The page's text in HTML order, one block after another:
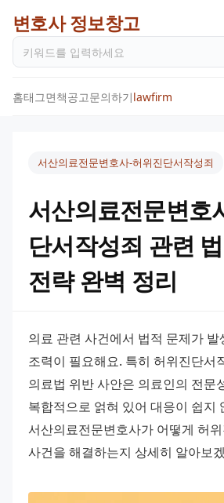
변호사 정보창고
홈태그면책공고문의하기lawfirm
서산의료전문변호사-허위진단서작성죄
서산의료전문변호
단서작성죄 관련
전략 완벽 정리
의료 관련 사건에서 법적 문제가 발
조력이 필요해요. 특히 허위진단서
의료법 위반 사안은 의료인의 전문
복합적으로 얽혀 있어 대응이 쉽지
서산의료전문변호사가 어떻게 허
사건을 해결하는지 상세히 알아보